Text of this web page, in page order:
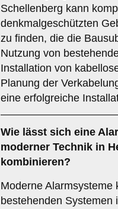
Schellenberg kann
denkmalgeschützten
zu finden, die die
Nutzung von
Installation von
Planung der
eine erfolgreiche
Wie lässt sich eine
moderner Technik in
kombinieren?
Moderne Alarmsysteme
bestehenden Systemen